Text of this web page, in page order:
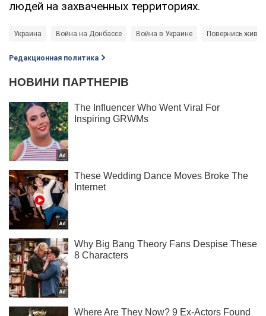
людей на захваченных территориях.
Украина Война на Донбассе Война в Украине Повернись
Редакционная политика